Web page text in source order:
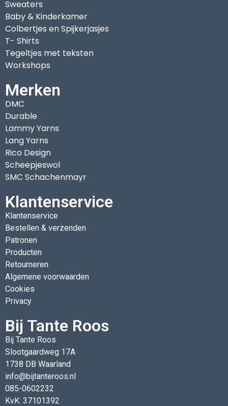
Sweaters
Baby & Kinderkamer
Colbertjes en Spijkerjasjes
T- Shirts
Tegeltjes met teksten
Workshops
Merken
DMC
Durable
Lammy Yarns
Lang Yarns
Rico Design
Scheepjeswol
SMC Schachenmayr
Klantenservice
Klantenservice
Bestellen & verzenden
Patronen
Producten
Retourneren
Algemene voorwaarden
Cookies
Privacy
Bij Tante Roos
Bij Tante Roos
Slootgaardweg 17A
1738 DB Waarland
info@bijtanteroos.nl
085-0602232
KvK: 37101392